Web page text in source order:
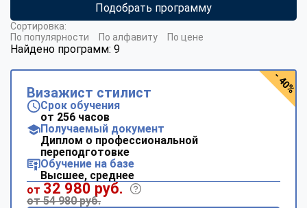
Подобрать программу
Найдено программ: 9
Сортировка:
По популярности
По алфавиту По цене
Визажист стилист
Срок обучения
от 256 часов
Получаемый документ
Диплом о профессиональной
переподготовке
Обучение на базе
Высшее, среднее
от 32 980 руб.
от 54 980 руб.
- 40%